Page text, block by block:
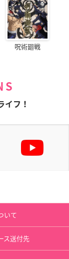
呪術廻戦
イフ！
いて
ス送付先